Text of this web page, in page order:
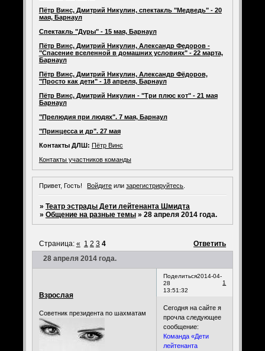
Пётр Винс, Дмитрий Никулин, спектакль "Медведь" - 20
мая, Барнаул
Спектакль "Дуры" - 15 мая, Барнаул
Пётр Винс, Дмитрий Никулин, Александр Федоров -
"Спасение вселенной в домашних условиях" - 22 марта,
Барнаул
Пётр Винс, Дмитрий Никулин, Александр Фёдоров,
"Просто как дети" - 18 апреля, Барнаул
Пётр Винс, Дмитрий Никулин - "Три плюс кот" - 21 мая
Барнаул
"Прелюдия при людях". 7 мая, Барнаул
"Принцесса и др". 27 мая
Контакты ДЛШ: Пётр Винс
Контакты участников команды
Привет, Гость! Войдите илизарегистрируйтесь.
» Театр эстрады Дети лейтенанта Шмидта
» Общение на разные темы » 28 апреля 2014 года.
28 апреля 2014 года.
Страница: « 1 2 3 4 Ответить
Поделиться
1
2014-04-
28
13:51:32
Взрослая
Советник президента по шахматам
Сегодня на сайте я
прочла следующее
сообщение:
Команда «Дети
лейтенанта